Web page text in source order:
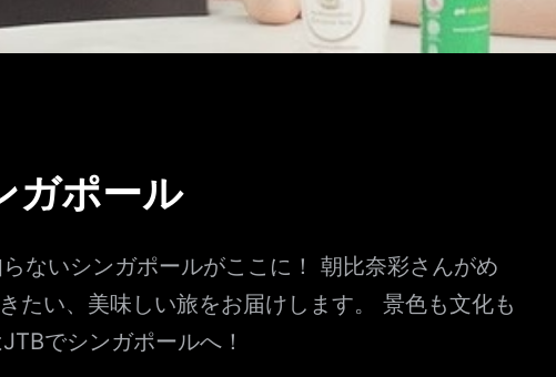
ガポール
ないシンガポールがここに！ 朝比奈彩さんがめ
たい、美味しい旅をお届けします。 景色も文化も
でシンガポールへ！